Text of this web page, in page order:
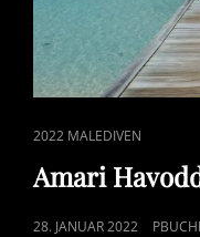
CAT
LINKS
2022 MALEDIVEN
Amari
POSTED
28. JANUAR 2022